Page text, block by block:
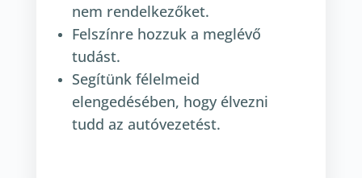
nem rendelkezőket.
Felszínre hozzuk a meglévő
tudást.
Segítünk félelmeid
elengedésében, hogy élvezni
tudd az autóvezetést.